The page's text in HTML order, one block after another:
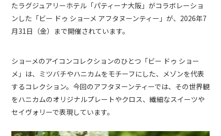
たラグジュアリーホテル「パティーナ大阪」がコラボレーショ
ンした「ビー ドゥ ショーメ アフタヌーンティー」が、2026年7
月31日（金）まで開催されています。
ショーメのアイコンコレクションのひとつ「ビー ドゥ ショー
メ」は、ミツバチやハニカムをモチーフにした、メゾンを代表
するコレクション。今回のアフタヌーンティーでは、その世界観
をハニカムのオリジナルプレートやクロス、繊細なスイーツや
セイヴォリーで表現しています。